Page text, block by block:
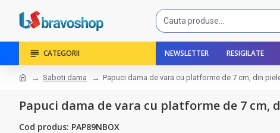
CATEGORII NEWSLETTER RESIGILATE
Saboti dama Papuci dama de vara cu platforme de 7 cm, din
Papuci dama de vara cu platforme de 7 cm,
Cod produs: PAP89NBOX